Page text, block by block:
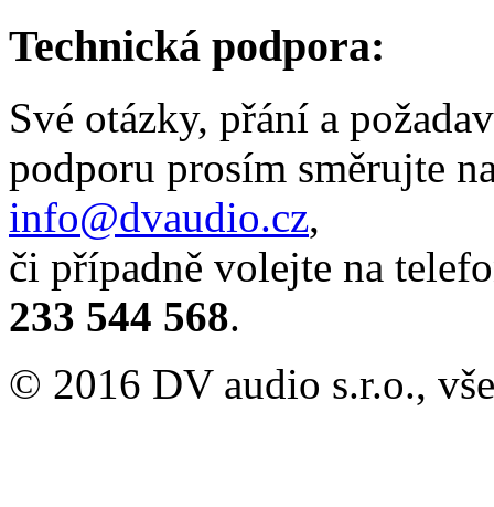
Technická podpora:
Své otázky, přání a
podporu prosím směrujte
info@dvaudio.cz,
či případně volejte na
233 544 568.
© 2016 DV audio s.r.o.,